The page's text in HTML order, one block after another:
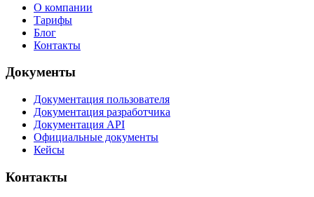
О компании
Тарифы
Блог
Контакты
Документы
Документация пользователя
Документация разработчика
Документация API
Официальные документы
Кейсы
Контакты